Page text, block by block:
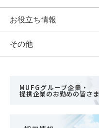
お役立ち情報
その他
MUFGグループ企業・
提携企業のお勤めの皆さま